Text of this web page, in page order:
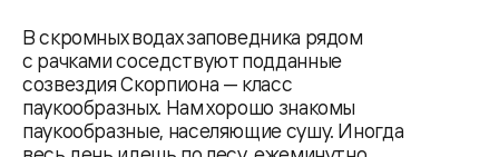
В скромных водах заповедника рядом
с рачками соседствуют подданные
созвездия Скорпиона — класс
паукообразных. Нам хорошо знакомы
паукообразные, населяющие сушу. Иногда